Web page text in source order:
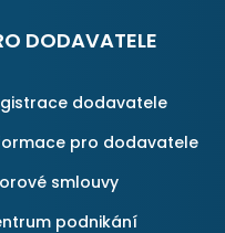
DODAVATELE
dodavatele
pro dodavatele
smlouvy
podnikání